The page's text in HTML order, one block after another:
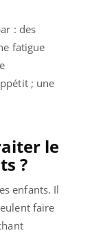
: des
fatigue
; une
le
?
enfants. Il
faire